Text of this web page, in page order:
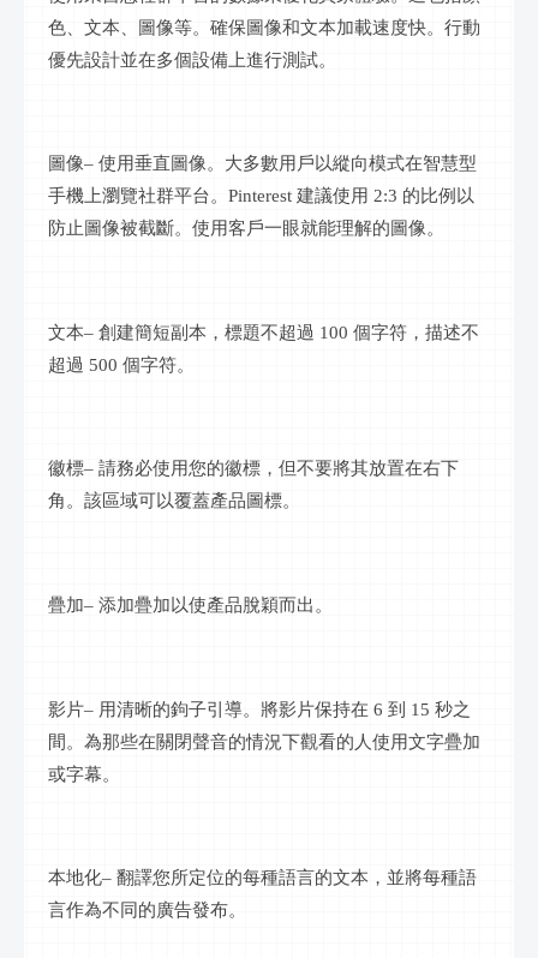
色、文本、圖像等。確保圖像和文本加載速度快。 行動
優先設計並在多個設備上進行測試。
圖像– 使用垂直圖像。大多數用戶以縱向模式在智慧型
手機上瀏覽社群平台。 Pinterest 建議使用 2:3 的比例以
防止圖像被截斷。使用客戶一眼就能理解的圖像。
文本– 創建簡短副本，標題不超過 100 個字符，描述不
超過 500 個字符。
徽標– 請務必使用您的徽標，但不要將其放置在右下
角。該區域可以覆蓋產品圖標。
疊加– 添加疊加以使產品脫穎而出。
影片– 用清晰的鉤子引導。將影片保持在 6 到 15 秒之
間。為那些在關閉聲音的情況下觀看的人使用文字疊加
或字幕。
本地化– 翻譯您所定位的每種語言的文本，並將每種語
言作為不同的廣告發布。